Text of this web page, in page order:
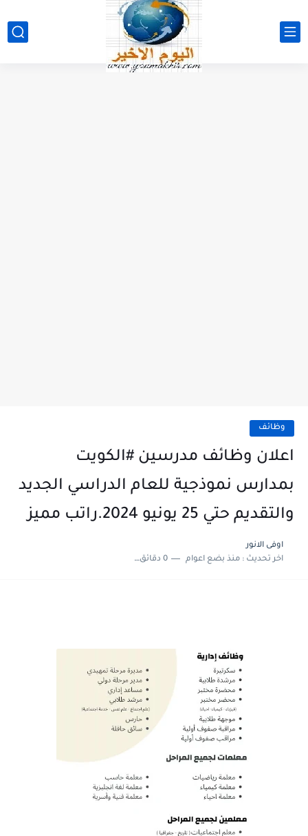
وظائف
اعلان وظائف مدرسين #الكويت
بمدارس نموذجية للعام الدراسي الجديد
والتقديم حتي 25 يونيو 2024.راتب مميز
اوفى الانور
اخر تحديث :منذ بضع اعوام 0 دقائق للقراءة